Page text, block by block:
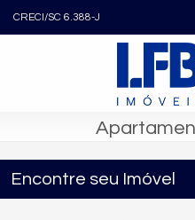
CRECI/SC 6.388-J
Encontre seu Imóvel